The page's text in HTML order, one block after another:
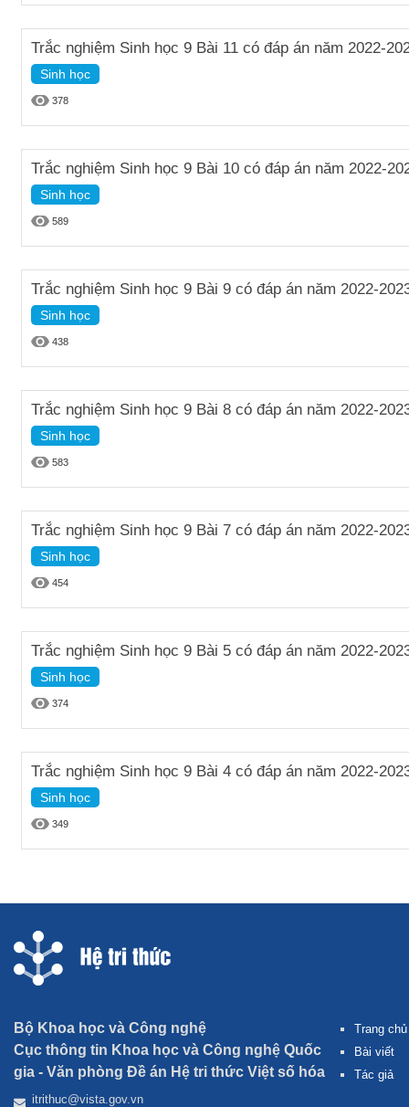
Trắc nghiệm Sinh học 9 Bài 11 có đáp án năm 2022-
Sinh học
378
Trắc nghiệm Sinh học 9 Bài 10 có đáp án năm 2022-
Sinh học
589
Trắc nghiệm Sinh học 9 Bài 9 có đáp án năm 2022-
Sinh học
438
Trắc nghiệm Sinh học 9 Bài 8 có đáp án năm 2022-
Sinh học
583
Trắc nghiệm Sinh học 9 Bài 7 có đáp án năm 2022-
Sinh học
454
Trắc nghiệm Sinh học 9 Bài 5 có đáp án năm 2022-
Sinh học
374
Trắc nghiệm Sinh học 9 Bài 4 có đáp án năm 2022-
Sinh học
349
Bộ Khoa học và Công nghệ
Cục thông tin Khoa học và Công nghệ Quốc
gia - Văn phòng Đề án Hệ tri thức Việt số hóa
itrithuc@vista.gov.vn
Trang chủ
Bài viết
Tác giả